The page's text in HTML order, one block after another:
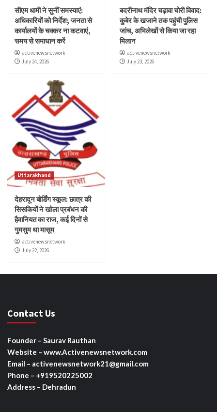
सीएम धामी ने सुनीं समस्याएं:
अधिकारियों को निर्देश; जनता से
कार्यालयों के चक्कर ना कटवाएं,
समय से समाधान करें
activenewsnetwork
July 24, 2026
बदरीनाथ मंदिर चढ़ावा चोरी विवाद:
कुबेर के खजाने तक पहुंची पुलिस
जांच, अभिलेखों से किया जा रहा
मिलान
activenewsnetwork
July 23, 2026
Uttarakhand
देहरादून बोर्डिंग स्कूल: छात्र की
सिसकियों ने खोला प्रबंधन की
हैवानियत का राज, कई दिनों से
गुमसुम था मासूम
activenewsnetwork
July 22, 2026
Contact Us
Founder – Saurav Rauthan
Website – www.Activenewsnetwork.com
Email – activenewsnetwork21@gmail.com
Phone – +919520225002
Address – Dehradun